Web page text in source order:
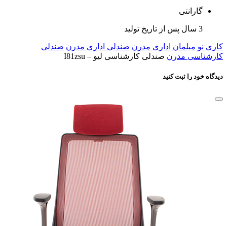
گارانتی
3 سال پس از تاریخ تولید
کاری نو مبلمان اداری مدرن صندلی اداری مدرن صندلی
کارشناسی مدرن صندلی کارشناسی لیو – I81zsu
دیدگاه خود را ثبت کنید